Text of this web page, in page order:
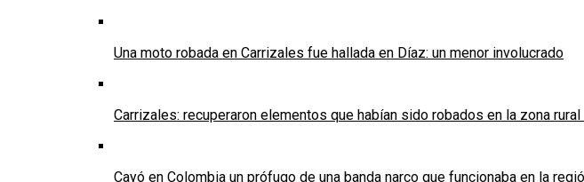
Una moto robada en Carrizales fue hallada en Díaz: un menor involucrado
Carrizales: recuperaron elementos que habían sido robados en la zona rural
Cayó en Colombia un prófugo de una banda narco que funcionaba en la